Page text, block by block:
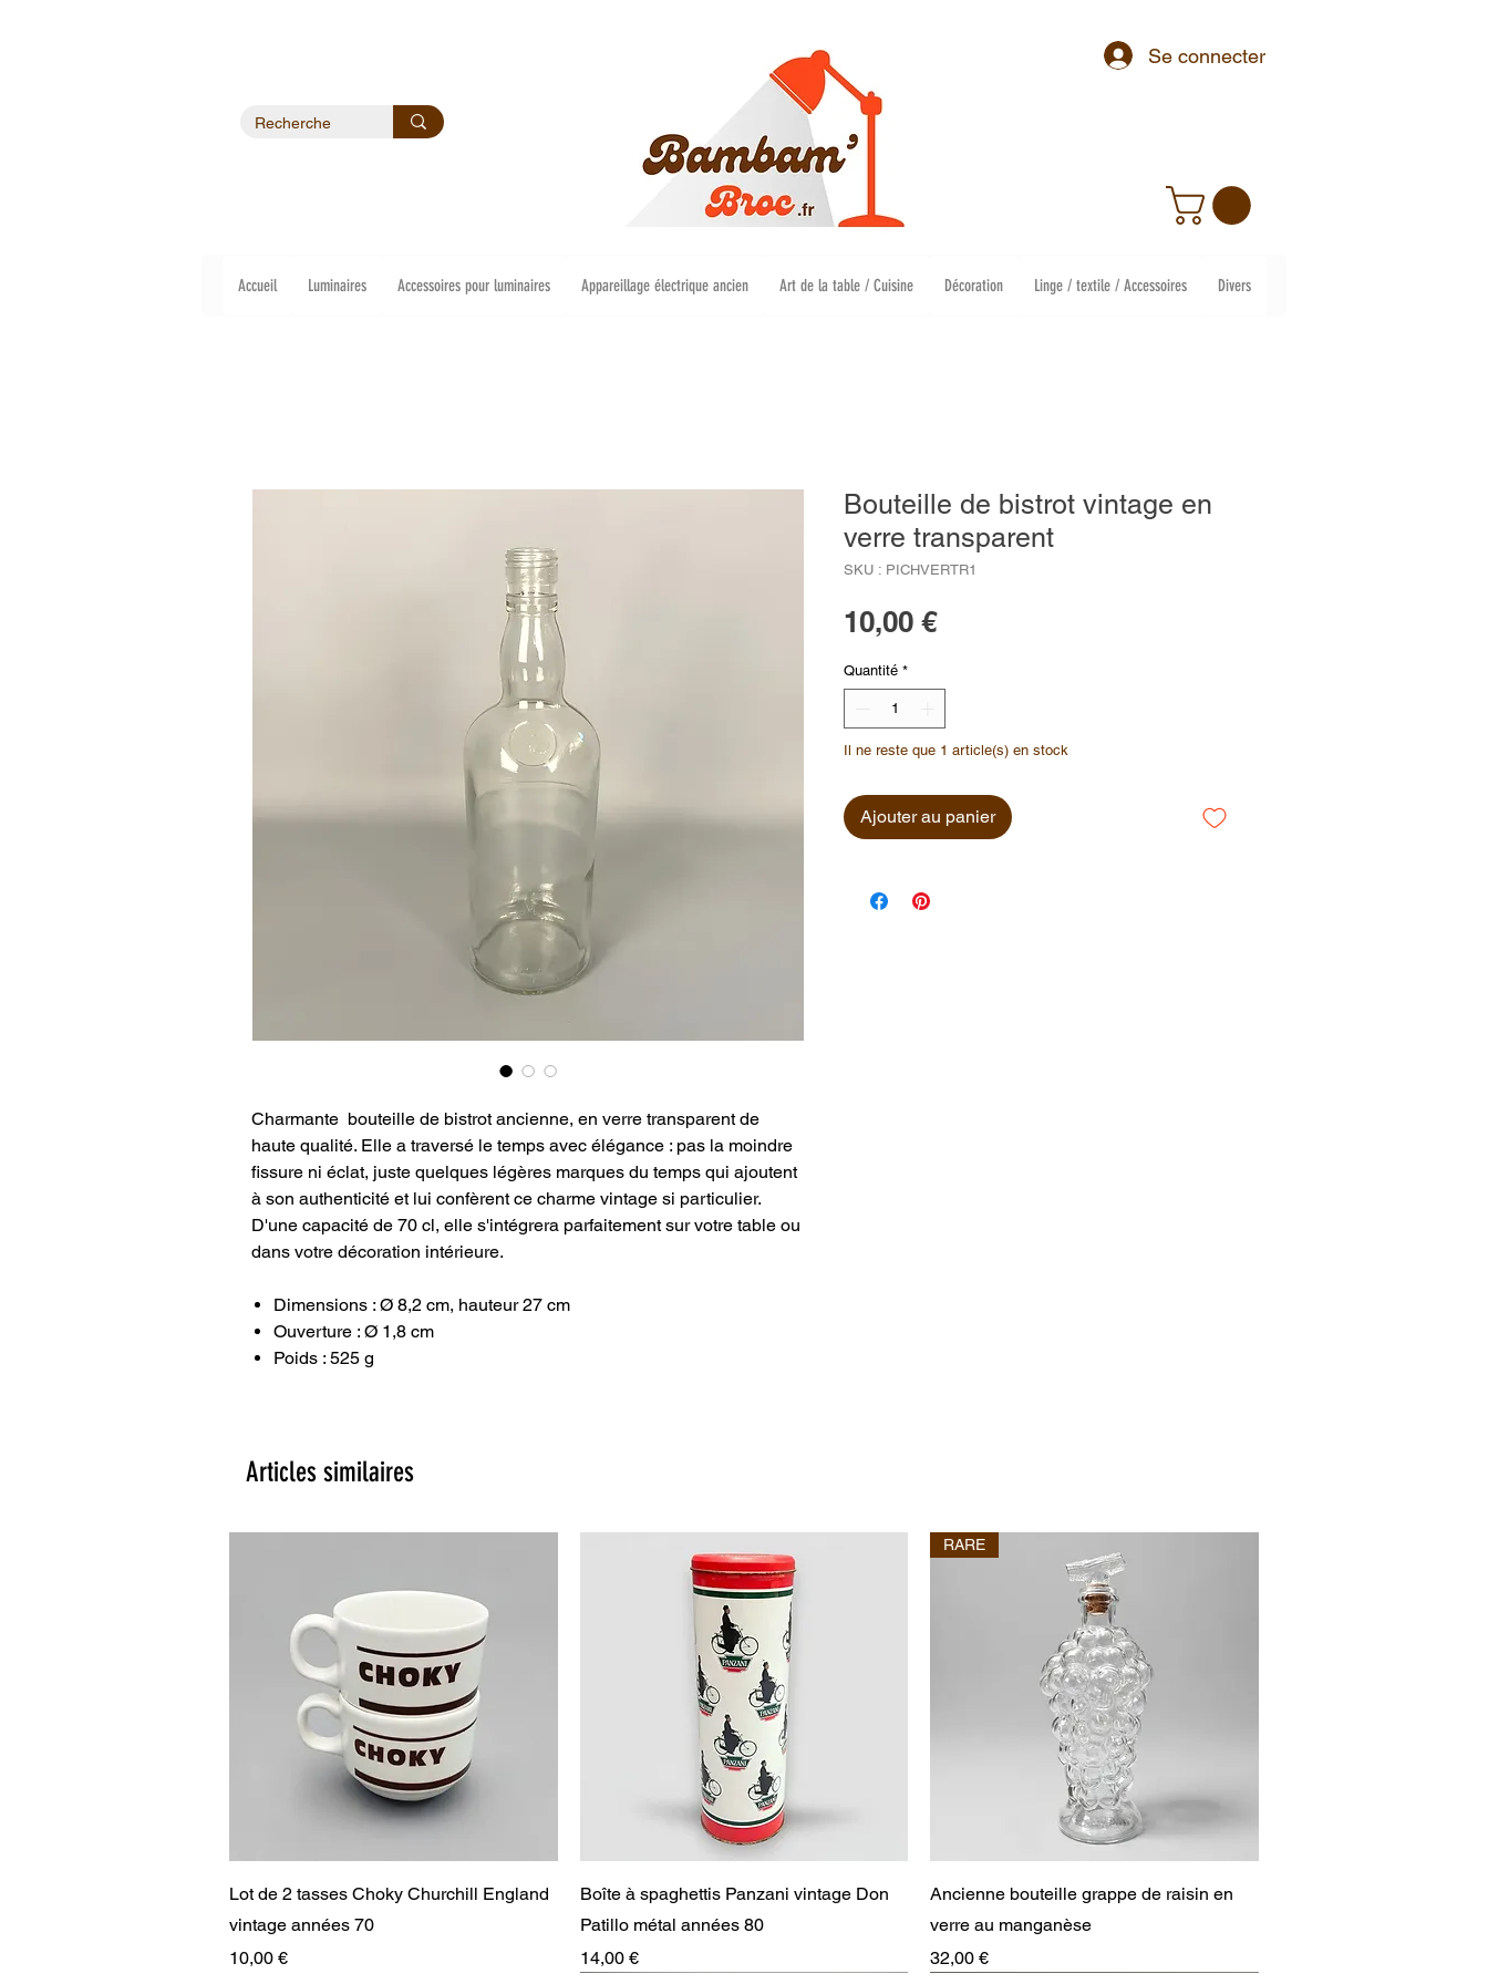
Se connecter
Accueil Luminaires Accessoires pour luminaires Appareillage électrique ancien Art de la table / Cuisine Décoration Linge / textile / Accessoires Divers
Charmante bouteille de bistrot ancienne, en verre transparent de
haute qualité. Elle a traversé le temps avec élégance : pas la moindre
fissure ni éclat, juste quelques légères marques du temps qui ajoutent
à son authenticité et lui confèrent ce charme vintage si particulier.
D'une capacité de 70 cl, elle s'intégrera parfaitement sur votre table ou
dans votre décoration intérieure.
Dimensions : Ø 8,2 cm, hauteur 27 cm
Ouverture : Ø 1,8 cm
Poids : 525 g
Bouteille de bistrot vintage en
verre transparent
SKU : PICHVERTR1
10,00 €Prix
Quantité *
Il ne reste que 1 article(s) en stock
Ajouter au panier
Articles similaires
Aperçu rapide
Lot de 2 tasses Choky Churchill England
vintage années 70
Prix
10,00 €
Aperçu rapide
Boîte à spaghettis Panzani vintage Don
Patillo métal années 80
Prix
14,00 €
Aperçu rapide
RARE
Ancienne bouteille grappe de raisin en
verre au manganèse
Prix
32,00 €